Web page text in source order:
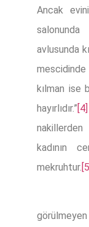
Ancak
avlusunda
kılman ise
hayırlıdır.”[4]
kadının
mekruhtur.
görülmeyen